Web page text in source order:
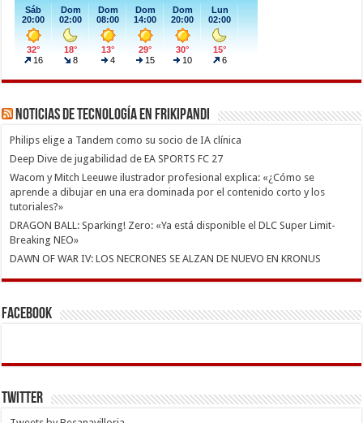
Noticias de Tecnología en Frikipandi
Philips elige a Tandem como su socio de IA clínica
Deep Dive de jugabilidad de EA SPORTS FC 27
Wacom y Mitch Leeuwe ilustrador profesional explica: «¿Cómo se
aprende a dibujar en una era dominada por el contenido corto y los
tutoriales?»
DRAGON BALL: Sparking! Zero: «Ya está disponible el DLC Super Limit-
Breaking NEO»
DAWN OF WAR IV: LOS NECRONES SE ALZAN DE NUEVO EN KRONUS
Facebook
Twitter